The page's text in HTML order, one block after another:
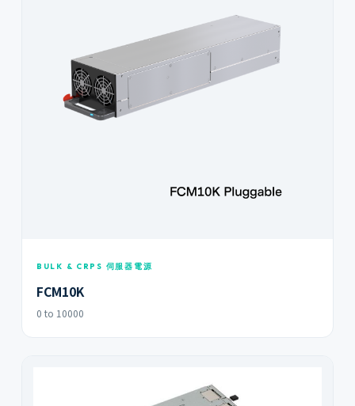
BULK & CRPS 伺服器電源
FCM10K
0 to 10000